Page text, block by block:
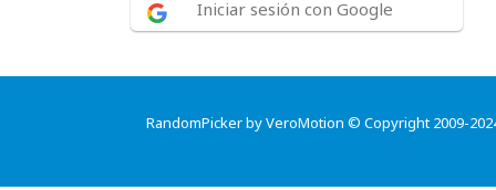
Iniciar sesión con Google
RandomPicker by VeroMotion © Copyright 2009-